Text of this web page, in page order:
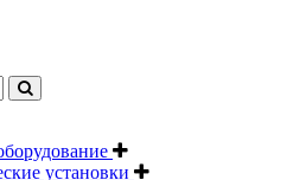
установки